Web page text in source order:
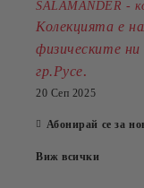
SALAMANDER -
Колекцията е
физическите
гр.Русе.
20 Сеп 2025
Абонирай се за
Виж всички